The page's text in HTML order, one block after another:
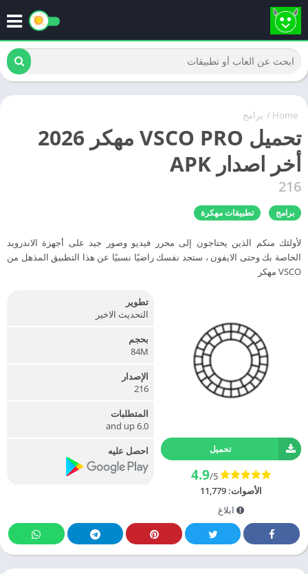
Home
/ برامج
تحميل VSCO PRO مهكر 2026
أخر اصدار APK
216
برامج تطبيقات مهكرة
لأولئك منكم الذين يحتاجون إلى محرر فيديو وصور جيد على أجهزة الاندرويد
الخاصة بك وحتى الايفون ، ستجد نفسك راضيًا نسبيًا عن هذا التطبيق المذهل من
VSCO مهكر
تحميل
4.9/5
الأصوات: 11,779
ابلاغ
تطوير
التحديث الاخير
بحجم
84M
الإصدار
216
المتطلبات
6.0 and up
احصل عليه